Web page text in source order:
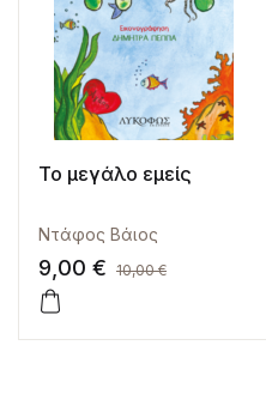
Το μεγάλο εμείς
Ντάφος Βάιος
9,00 € 10,00€